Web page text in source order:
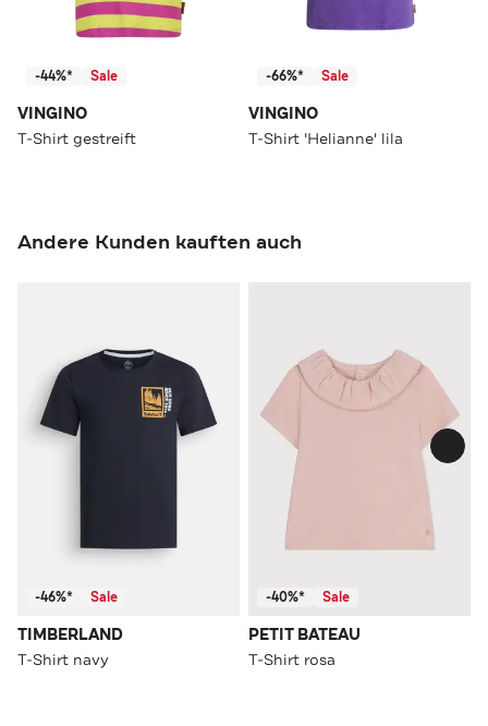
-44%* Sale
VINGINO
T-Shirt gestreift
-66%* Sale
VINGINO
T-Shirt 'Helianne' lila
Andere Kunden kauften auch
-46%* Sale
TIMBERLAND
T-Shirt navy
-40%* Sale
PETIT BATEAU
T-Shirt rosa